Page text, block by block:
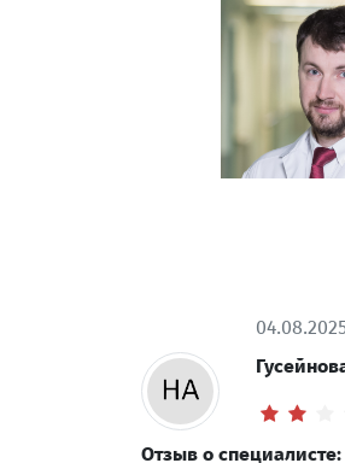
Отзыв о специалисте: